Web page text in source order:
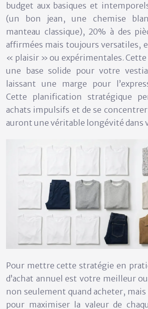
budget aux basiques et
(un bon jean, une chemise
manteau classique), 20% à des
affirmées mais toujours versatiles,
« plaisir » ou expérimentales.
une base solide pour votre
laissant une marge pour
Cette planification stratégique
achats impulsifs et de se concentrer
auront une véritable longévité dans
Pour mettre cette stratégie en
d’achat annuel est votre meilleur
non seulement quand acheter,
pour maximiser la valeur de